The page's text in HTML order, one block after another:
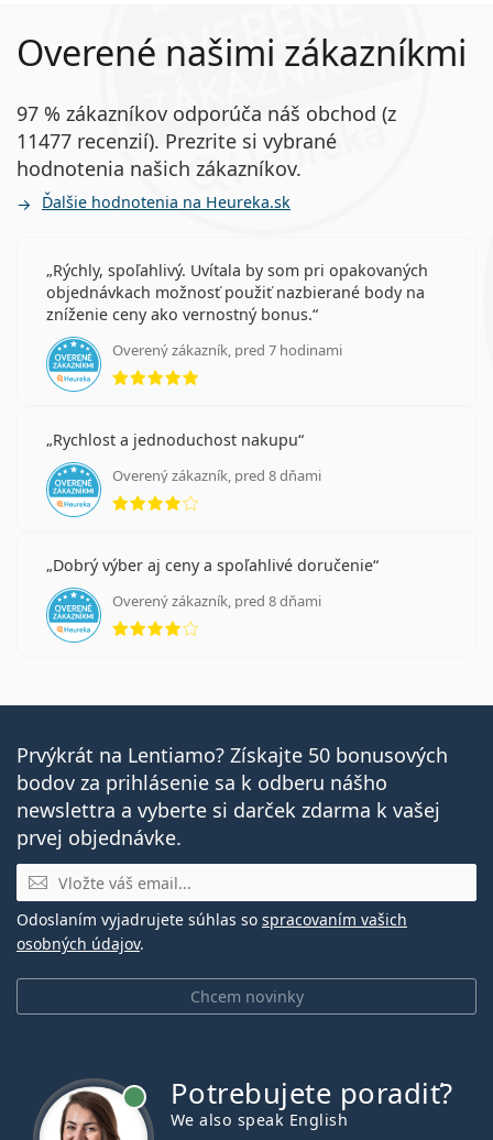
filtru 2. triedy, čo znamená, že šošovky blokujú 87 %
UV filter v kontaktných šošovkách zdokonaľuje
ochranu rohovky oka pred negatívnymi účinkami
ultrafialového žiarenia. Šošovky však nezakrývajú celé
oko ani očné okolie, preto je ideálnou ochranou pred
škodlivým UV žiarením kombinácia kontaktných
Kontaktné šošovky Lenjoy 1 Day Comfort sú možnou
alternatívou za:
Biomedics 1 Day Extra,
Biotrue ONEday,
1-DAY Acuvue Moist,
Proclear 1 day,
SofLens Daily Disposable,
Eyeye Bioxy Daily,
Clear 1-day.
prečítajte pokyny.
Overené našimi zákazníkmi
97 % zákazníkov odporúča náš obchod (z
11477 recenzií). Prezrite si vybrané
hodnotenia našich zákazníkov.
Ďalšie hodnotenia na Heureka.sk
Rýchly, spoľahlivý. Uvítala by som pri opakovaných
objednávkach možnosť použiť nazbierané body na
zníženie ceny ako vernostný bonus.
Overený zákazník, pred 7 hodinami
hodnotenie 5 z 5
Rychlost a jednoduchost nakupu
Overený zákazník, pred 8 dňami
hodnotenie 4 z 5
Dobrý výber aj ceny a spoľahlivé doručenie
Overený zákazník, pred 8 dňami
hodnotenie 4 z 5
Prvýkrát na Lentiamo? Získajte 50 bonusových
bodov za prihlásenie sa k odberu nášho
newslettra a vyberte si darček zdarma k vašej
prvej objednávke.
E-mail
Chcem novinky
Odoslaním vyjadrujete súhlas so spracovaním vašich
osobných údajov.
Potrebujete poradiť?
We also speak English